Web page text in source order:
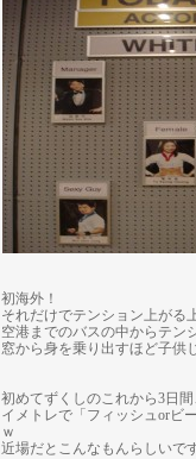
初海外！
それだけでテンション上がる
空港までのバスの中からテン
窓から身を乗り出すほど子供
初めてずくしのこれから3日
イメトレで「フィッシュorビ
ｗ
近場だとこんなもんらしいで